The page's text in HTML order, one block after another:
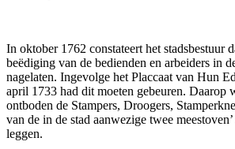
In oktober 1762 constateert het stadsbestuur
beëdiging van de bedienden en arbeiders in
nagelaten. Ingevolge het Placcaat van Hun
april 1733 had dit moeten gebeuren. Daarop
ontboden de Stampers, Droogers,
van de in de stad aanwezige twee
leggen.